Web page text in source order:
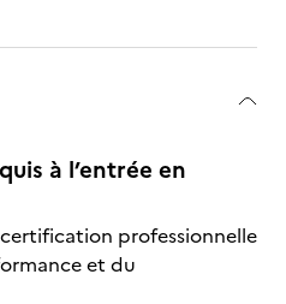
à l’entrée en
professionnelle
et du